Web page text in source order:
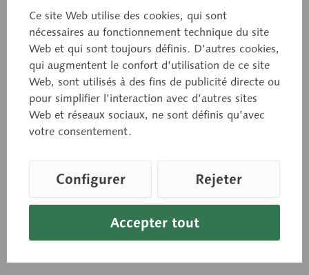
QS 65/6
Base du crâne avec artères
Modelage d’après nature, en SOMSO PLAST®. Ce
modèle se compose du plancher crânien (base du
passage dans la base du crâne et notamment de
l’artère basilaire et du polygone de Willis (cercle
artériel du cerveau). Non démontable.
Ce site Web utilise des cookies, qui sont
nécessaires au fonctionnement technique du site
Web et qui sont toujours définis. D’autres cookies,
qui augmentent le confort d’utilisation de ce site
Web, sont utilisés à des fins de publicité directe ou
pour simplifier l’interaction avec d’autres sites
Web et réseaux sociaux, ne sont définis qu’avec
votre consentement.
Accepter tout
Configurer Rejeter